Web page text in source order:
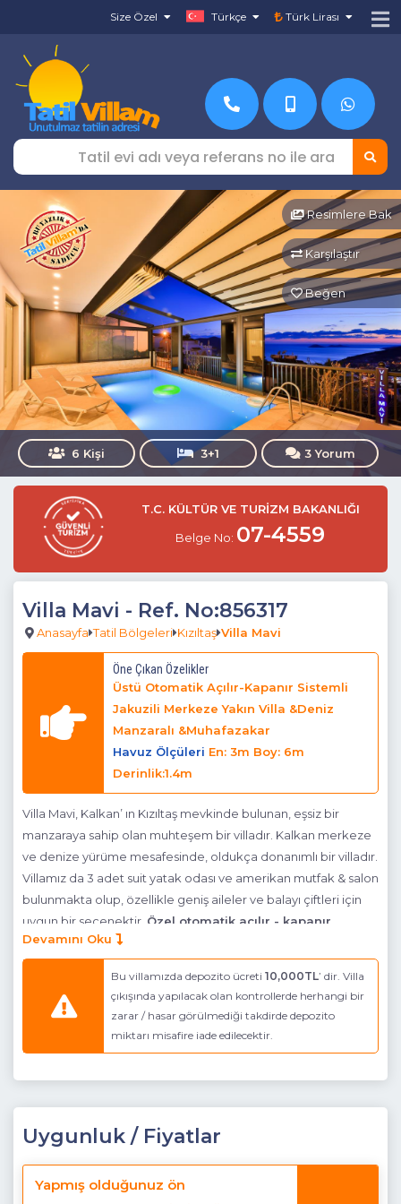
Size Özel Türkçe Türk Lirası
Resimlere Bak
Karşılaştır
Beğen
6 Kişi 3+1 3 Yorum
T.C. KÜLTÜR VE TURİZM BAKANLIĞI
Belge No: 07-4559
Villa Mavi - Ref. No:856317
Anasayfa Tatil Bölgeleri Kızıltaş Villa Mavi
Öne Çıkan Özelikler
Üstü Otomatik Açılır-Kapanır Sistemli
Jakuzili Merkeze Yakın Villa &Deniz
Manzaralı &Muhafazakar
Havuz Ölçüleri En: 3m Boy: 6m
Derinlik:1.4m
Villa Mavi, Kalkan’ ın Kızıltaş mevkinde bulunan, eşsiz bir
manzaraya sahip olan muhteşem bir villadır. Kalkan merkeze
ve denize yürüme mesafesinde, oldukça donanımlı bir villadır.
Villamız da 3 adet suit yatak odası ve amerikan mutfak & salon
bulunmakta olup, özellikle geniş aileler ve balayı çiftleri için
uygun bir seçenektir. Özel otomatik açılır - kapanır
branda sistemi ile villamızın havuzunun üzerini
dilerseniz açık, dilerseniz kapalı olarak
kullanabilirsiniz.Havuz çevresi buzlu cam olduğu için
korunaklı halede getirilebili
düşünülmüş ve gerçekleştirilmiştir. Havuz terası sonsuz deniz
Havuz Katı Terası: Güneşlenme alanı, Özel havuz ve Özel
bahçe
Detayları :
6 Kişilik masa ve sandalye, Barbekü, Özel yüzme
Devamını Oku
Bu villamızda depozito ücreti 10,000TL’ dir. Villa
çıkışında yapılacak olan kontrollerde herhangi bir
zarar / hasar görülmediği takdirde depozito
miktarı misafire iade edilecektir.
Uygunluk / Fiyatlar
Yapmış olduğunuz ön